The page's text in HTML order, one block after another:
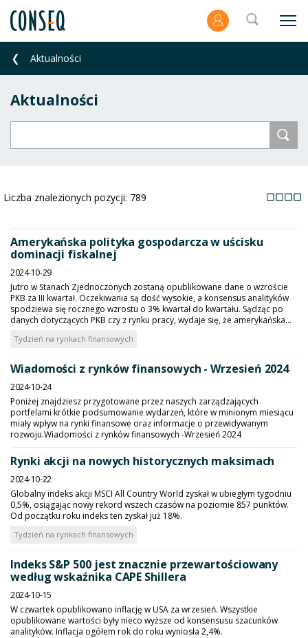
Aktualności
Aktualności
Liczba znalezionych pozycji: 789
Amerykańska polityka gospodarcza w uścisku
dominacji fiskalnej
2024-10-29
Jutro w Stanach Zjednoczonych zostaną opublikowane dane o wzroście
PKB za III kwartał. Oczekiwania są dość wysokie, a konsensus analityków
spodziewa się rocznego wzrostu o 3% kwartał do kwartału. Sądząc po
danych dotyczących PKB czy z rynku pracy, wydaje się, że amerykańska...
Tydzień na rynkach finansowych
Wiadomości z rynków finansowych - Wrzesień 2024
2024-10-24
Poniżej znajdziesz przygotowane przez naszych zarządzających
portfelami krótkie podsumowanie wydarzeń, które w minionym miesiącu
miały wpływ na rynki finansowe oraz informacje o przewidywanym
rozwoju.Wiadomości z rynków finansowych -Wrzesień 2024
Rynki akcji na nowych historycznych maksimach
2024-10-22
Globalny indeks akcji MSCI All Country World zyskał w ubiegłym tygodniu
0,5%, osiągając nowy rekord wszech czasów na poziomie 857 punktów.
Od początku roku indeks ten zyskał już 18%.
Tydzień na rynkach finansowych
Indeks S&P 500 jest znacznie przewartościowany
według wskaźnika CAPE Shillera
2024-10-15
W czwartek opublikowano inflację w USA za wrzesień. Wszystkie
opublikowane wartości były nieco wyższe od konsensusu szacunków
analityków. Inflacja ogółem rok do roku wyniosła 2,4%.